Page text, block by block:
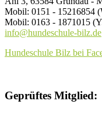
Mobil: 0151 - 15216854
Mobil: 0163 - 1871015
info@hundeschule-bilz.de
Hundeschule Bilz bei
Geprüftes Mitglied: